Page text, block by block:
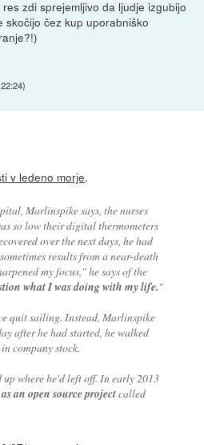
zdi sprejemljivo da ljudje izgubijo
čez kup uporabniško
)
v ledeno morje.
Marlinspike says, the nurses
so low their digital thermometers
over the next days, he had
results from a near-death
my focus," he says of the
what I was doing with my life."
quit sailing. Instead, Marlinspike
after he had started, he walked
company stock.
where he'd left off. In early 2013
an open source projectcalled